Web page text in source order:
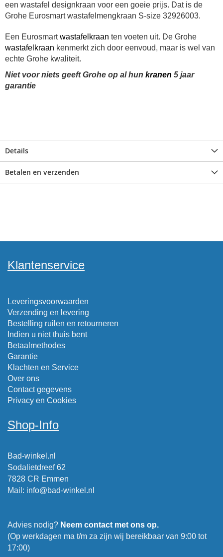
een wastafel designkraan voor een goeie prijs. Dat is de
Grohe Eurosmart wastafelmengkraan S-size 32926003.
Een Eurosmartwastafelkraan ten voeten uit. De Grohe
wastafelkraan kenmerkt zich door eenvoud, maar is wel van
echte Grohe kwaliteit.
Niet voor niets geeft Grohe op al hun kranen 5 jaar
garantie
Details
Betalen en verzenden
Klantenservice
Leveringsvoorwaarden
Verzending en levering
Bestelling ruilen en retourneren
Indien u niet thuis bent
Betaalmethodes
Garantie
Klachten en Service
Over ons
Contact gegevens
Privacy en Cookies
Shop-Info
Bad-winkel.nl
Sodalietdreef 62
7828 CR Emmen
Mail : info@bad-winkel.nl
Advies nodig? Neem contact met ons op.
(Op werkdagen ma t/m za zijn wij bereikbaar van 9:00 tot
17:00)